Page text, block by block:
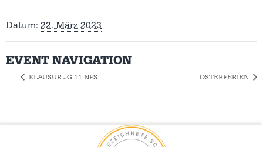
Datum: 22. März 2023
EVENT NAVIGATION
KLAUSUR JG 11 NFS OSTERFERIEN